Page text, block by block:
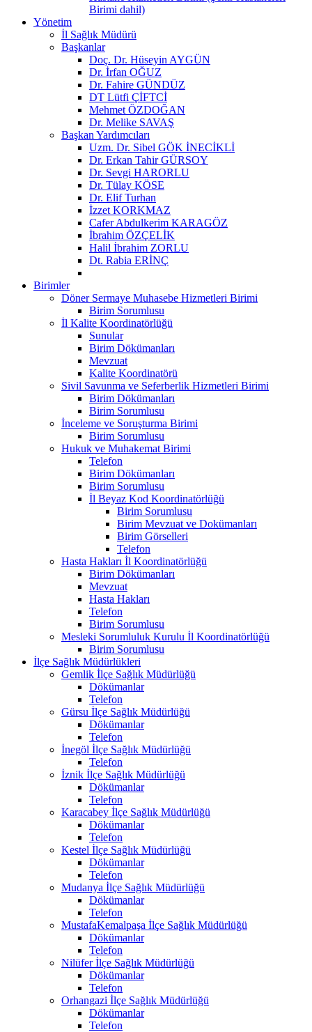
Birimi dahil)
Yönetim
İl Sağlık Müdürü
Başkanlar
Doç. Dr. Hüseyin AYGÜN
Dr. İrfan OĞUZ
Dr. Fahire GÜNDÜZ
DT Lütfi ÇİFTCİ
Mehmet ÖZDOĞAN
Dr. Melike SAVAŞ
Başkan Yardımcıları
Uzm. Dr. Sibel GÖK İNECİKLİ
Dr. Erkan Tahir GÜRSOY
Dr. Sevgi HARORLU
Dr. Tülay KÖSE
Dr. Elif Turhan
İzzet KORKMAZ
Cafer Abdulkerim KARAGÖZ
İbrahim ÖZÇELİK
Halil İbrahim ZORLU
Dt. Rabia ERİNÇ
Birimler
Döner Sermaye Muhasebe Hizmetleri Birimi
Birim Sorumlusu
İl Kalite Koordinatörlüğü
Sunular
Birim Dökümanları
Mevzuat
Kalite Koordinatörü
Sivil Savunma ve Seferberlik Hizmetleri Birimi
Birim Dökümanları
Birim Sorumlusu
İnceleme ve Soruşturma Birimi
Birim Sorumlusu
Hukuk ve Muhakemat Birimi
Telefon
Birim Dökümanları
Birim Sorumlusu
İl Beyaz Kod Koordinatörlüğü
Birim Sorumlusu
Birim Mevzuat ve Dokümanları
Birim Görselleri
Telefon
Hasta Hakları İl Koordinatörlüğü
Birim Dökümanları
Mevzuat
Hasta Hakları
Telefon
Birim Sorumlusu
Mesleki Sorumluluk Kurulu İl Koordinatörlüğü
Birim Sorumlusu
İlçe Sağlık Müdürlükleri
Gemlik İlçe Sağlık Müdürlüğü
Dökümanlar
Telefon
Gürsu İlçe Sağlık Müdürlüğü
Dökümanlar
Telefon
İnegöl İlçe Sağlık Müdürlüğü
Telefon
İznik İlçe Sağlık Müdürlüğü
Dökümanlar
Telefon
Karacabey İlçe Sağlık Müdürlüğü
Dökümanlar
Telefon
Kestel İlçe Sağlık Müdürlüğü
Dökümanlar
Telefon
Mudanya İlçe Sağlık Müdürlüğü
Dökümanlar
Telefon
MustafaKemalpaşa İlçe Sağlık Müdürlüğü
Dökümanlar
Telefon
Nilüfer İlçe Sağlık Müdürlüğü
Dökümanlar
Telefon
Orhangazi İlçe Sağlık Müdürlüğü
Dökümanlar
Telefon